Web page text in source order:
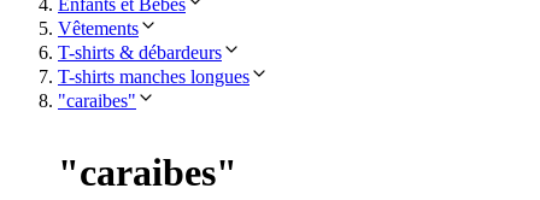
Enfants et Bébés
Vêtements
T-shirts & débardeurs
T-shirts manches longues
"caraibes"
"caraibes"